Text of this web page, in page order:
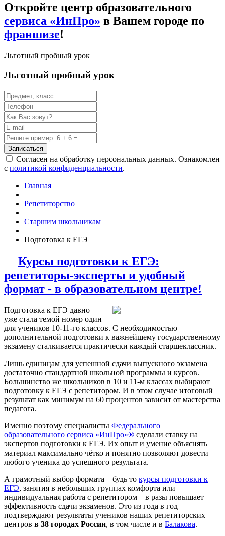
Откройте центр образовательного
сервиса «ИнПро» в Вашем городе по
франшизе!
Льготный пробный урок
Льготный пробный урок
Записаться
Согласен на обработку персональных данных. Ознакомлен
с политикой конфиденциальности.
Главная
Репетиторство
Старшим школьникам
Подготовка к ЕГЭ
Курсы подготовки к ЕГЭ:
репетиторы-эксперты и удобный
формат - в образовательном центре!
Подготовка к ЕГЭ давно
уже стала темой номер один
для учеников 10-11-го классов. С необходимостью
дополнительной подготовки к важнейшему государственному
экзамену сталкивается практически каждый старшеклассник.
Лишь единицам для успешной сдачи выпускного экзамена
достаточно стандартной школьной программы и курсов.
Большинство же школьников в 10 и 11-м классах выбирают
подготовку к ЕГЭ с репетитором. И в этом случае итоговый
результат как минимум на 60 процентов зависит от мастерства
педагога.
Именно поэтому специалисты Федерального
образовательного сервиса «ИнПро»® сделали ставку на
экспертов подготовки к ЕГЭ. Их опыт и умение объяснять
материал максимально чётко и понятно позволяют довести
любого ученика до успешного результата.
А грамотный выбор формата – будь то курсы подготовки к
ЕГЭ, занятия в небольших группах комфорта или
индивидуальная работа с репетитором – в разы повышает
эффективность сдачи экзаменов. Это из года в год
подтверждают результаты учеников наших репетиторских
центров в 38 городах России, в том числе и в Балакова.